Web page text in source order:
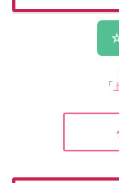
「